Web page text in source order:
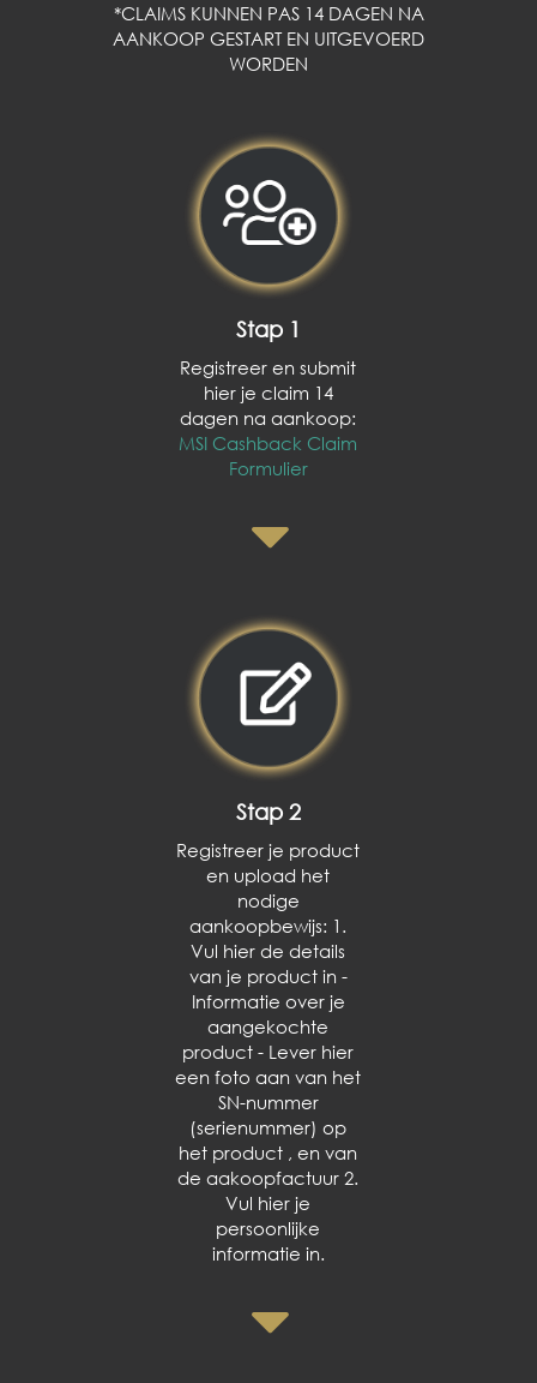
*CLAIMS KUNNEN PAS 14 DAGEN NA
AANKOOP GESTART EN UITGEVOERD
WORDEN
Stap 1
Registreer en submit
hier je claim 14
dagen na aankoop:
MSI Cashback Claim
Formulier
Stap 2
Registreer je product
en upload het
nodige
aankoopbewijs: 1.
Vul hier de details
van je product in -
Informatie over je
aangekochte
product - Lever hier
een foto aan van het
SN-nummer
(serienummer) op
het product , en van
de aakoopfactuur 2.
Vul hier je
persoonlijke
informatie in.